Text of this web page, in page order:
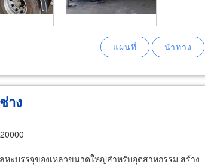
าง
หะบรรจุของเหลวขนาดใหญ่สำหรับอุตสาหกรรม สร้าง